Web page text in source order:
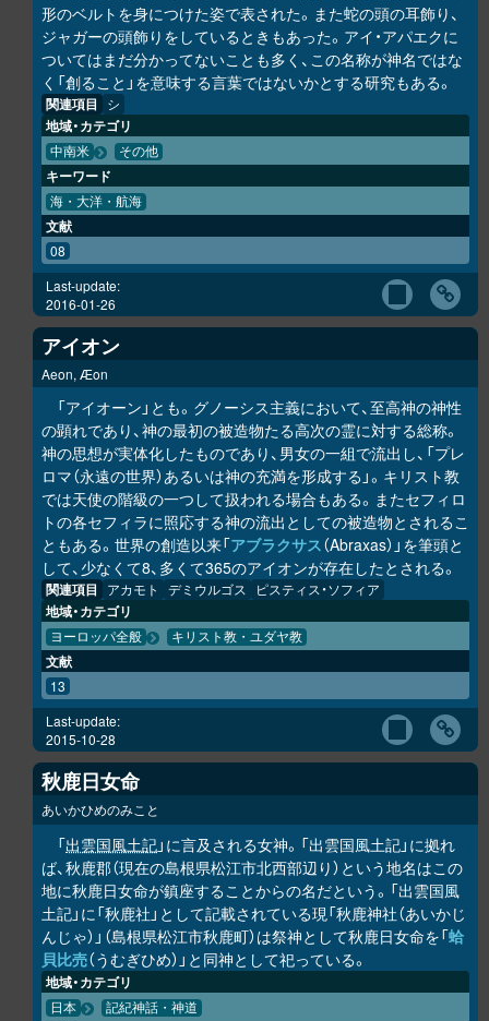
形のベルトを身につけた姿で表された。また蛇の頭の耳飾り、
ジャガーの頭飾りをしているときもあった。アイ・アパエクに
ついてはまだ分かってないことも多く、この名称が神名ではな
く「創ること」を意味する言葉ではないかとする研究もある。
関連項目 シ
地域・カテゴリ
中南米 その他
キーワード
海・大洋・航海
文献
08
Last-update:
2016-01-26
アイオン
Aeon, Æon
「アイオーン」とも。グノーシス主義において、至高神の神性
の顕れであり、神の最初の被造物たる高次の霊に対する総称。
神の思想が実体化したものであり、男女の一組で流出し、「プレ
ロマ（永遠の世界）あるいは神の充満を形成する」。キリスト教
では天使の階級の一つして扱われる場合もある。またセフィロ
トの各セフィラに照応する神の流出としての被造物とされるこ
ともある。世界の創造以来「アブラクサス（Abraxas）」を筆頭と
して、少なくて8、多くて365のアイオンが存在したとされる。
関連項目 アカモト デミウルゴス ピスティス・ソフィア
地域・カテゴリ
ヨーロッパ全般 キリスト教・ユダヤ教
文献
13
Last-update:
2015-10-28
秋鹿日女命
あいかひめのみこと
「出雲国風土記」に言及される女神。「出雲国風土記」に拠れ
ば、秋鹿郡（現在の島根県松江市北西部辺り）という地名はこの
地に秋鹿日女命が鎮座することからの名だという。「出雲国風
土記」に「秋鹿社」として記載されている現「秋鹿神社（あいかじ
んじゃ）」（島根県松江市秋鹿町）は祭神として秋鹿日女命を「蛤
貝比売（うむぎひめ）」と同神として祀っている。
地域・カテゴリ
日本 記紀神話・神道